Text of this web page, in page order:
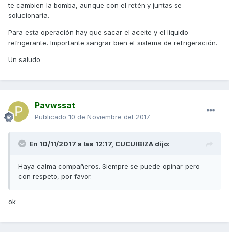
te cambien la bomba, aunque con el retén y juntas se
solucionaría.
Para esta operación hay que sacar el aceite y el líquido
refrigerante. Importante sangrar bien el sistema de refrigeración.
Un saludo
Pavwssat
Publicado 10 de Noviembre del 2017
En 10/11/2017 a las 12:17, CUCUIBIZA dijo:
Haya calma compañeros. Siempre se puede opinar pero
con respeto, por favor.
ok